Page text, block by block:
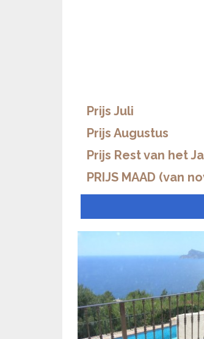
Prijs Juli
Prijs Augustus
Prijs Rest van het
PRIJS MAAD (van